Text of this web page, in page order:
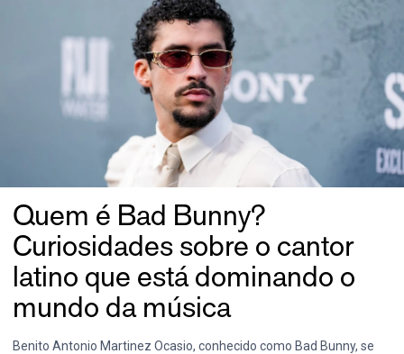
Quem é Bad Bunny?
Curiosidades sobre o cantor
latino que está dominando o
mundo da música
Benito Antonio Martinez Ocasio, conhecido como Bad Bunny, se